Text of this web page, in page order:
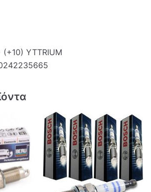
YTTRIUM
0242235665